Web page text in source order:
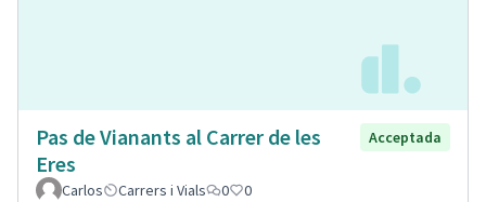
Pas de Vianants al Carrer de les
Eres
Acceptada
Carlos Carrers i Vials 0 0